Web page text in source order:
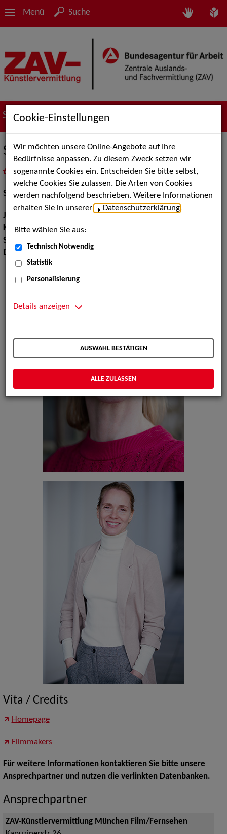
Menü Suche
Suche nach Künstler*innen
Sophie Weikert
als PDF speichern
inMeine Merklistelegen
Schauspiel:Film und TV, Bühne
Jahrgang:
Körpergröße:180 cm
Sprachen:
Dialekte:
Berlinerisch, Sächsisch, Bayerisch
Vita / Credits
Homepage
Filmmakers
Für weitere Informationen kontaktieren Sie bitte unsere
Ansprechpartner und nutzen die verlinkten Datenbanken.
Ansprechpartner
ZAV-Künstlervermittlung München Film/Fernsehen
Cookie-Einstellungen
Wir möchten unsere Online-Angebote auf Ihre
Bedürfnisse anpassen. Zu diesem Zweck setzen wir
sogenannte Cookies ein. Entscheiden Sie bitte selbst,
welche Cookies Sie zulassen. Die Arten von Cookies
werden nachfolgend beschrieben. Weitere Informationen
erhalten Sie in unserer
Datenschutzerklärung
Bitte wählen Sie aus:
Technisch Notwendig
Statistik
Personalisierung
Details anzeigen
AUSWAHL BESTÄTIGEN
ALLE ZULASSEN